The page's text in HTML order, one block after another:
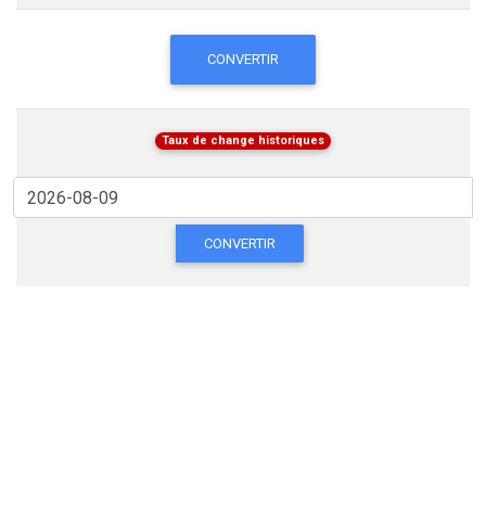
CONVERTIR
Taux de change historiques
CONVERTIR